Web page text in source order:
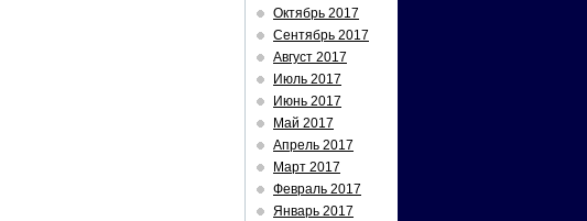
Октябрь 2017
Сентябрь 2017
Август 2017
Июль 2017
Июнь 2017
Май 2017
Апрель 2017
Март 2017
Февраль 2017
Январь 2017